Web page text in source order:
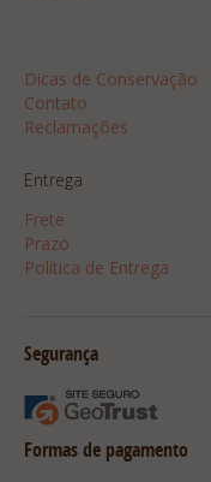
Dicas de Conservação
Contato
Reclamações
Entrega
Frete
Prazo
Política de Entrega
Segurança
Formas de pagamento